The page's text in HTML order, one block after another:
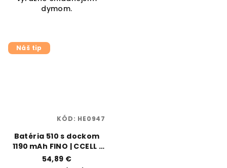
dymom.
Náš tip
Batéria 510 s dockom
1190 mAh FINO | CCELL |
Vaporama
54,89 €
KÓD: HE0947